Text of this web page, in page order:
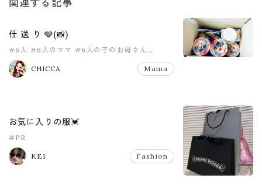
仕 送 り 🩶(📸)
#6人 #6人のママ #6人の子のお母さん
#8人家族
CHICCA
Mama
お気に入りの服💓
#PR
KEI Fashion